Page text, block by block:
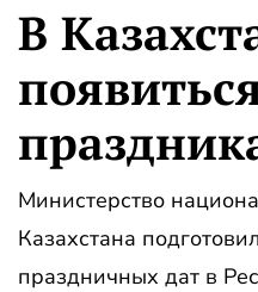
В
Министерство
Казахстана
праздничных дат в